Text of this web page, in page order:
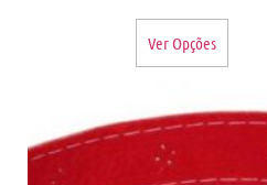
Ver Opções